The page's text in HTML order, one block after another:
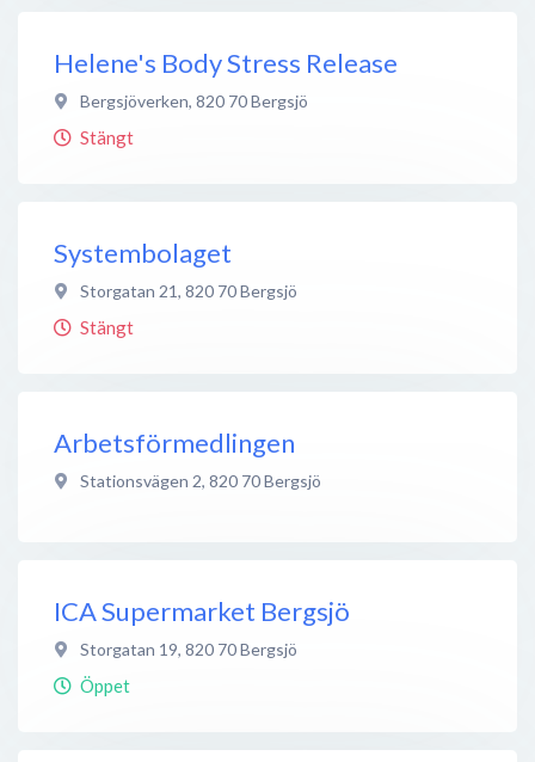
Helene's Body Stress Release
Bergsjöverken, 820 70Bergsjö
Stängt
Systembolaget
Storgatan 21, 820 70Bergsjö
Stängt
Arbetsförmedlingen
Stationsvägen 2, 820 70Bergsjö
ICA Supermarket Bergsjö
Storgatan 19, 820 70Bergsjö
Öppet